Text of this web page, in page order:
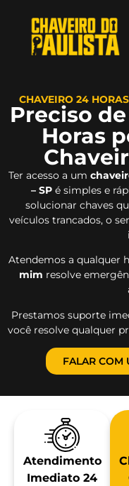
CHAVEIRO 24
Preciso
Horas
Ter acesso a um
– SPé simples e
solucionar chaves
veículos trancados, o
Atendemos a qualquer
mim resolve
Prestamos suporte
você resolve qualquer
FALAR COM
Atendimento
Imediato 24